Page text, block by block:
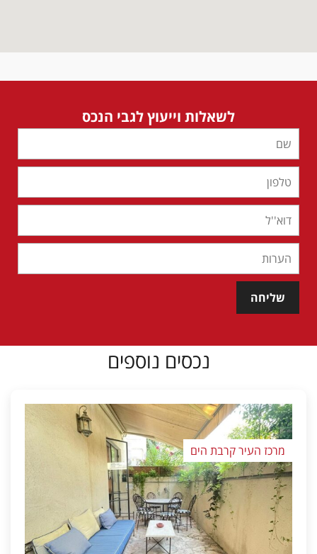
לשאלות וייעוץ לגבי הנכס
שליחה
נכסים נוספים
מרכז העיר קרבת הים